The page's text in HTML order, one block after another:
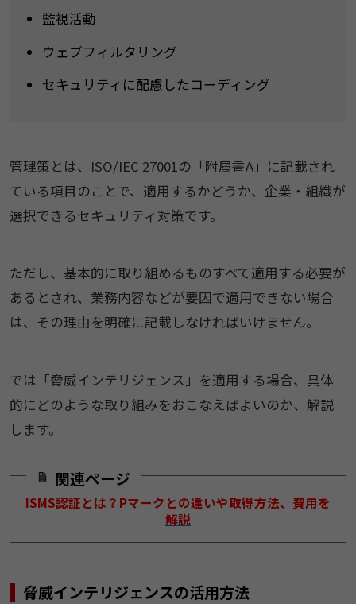
監視活動
ウェブフィルタリング
セキュリティに配慮したコーディング
管理策とは、ISO/IEC 27001の「附属書A」に記載され
ている項目のことで、適用するかどうか、企業・組織が
選択できるセキュリティ対策です。
ただし、基本的に取り組めるものすべて適用する必要が
あるとされ、業務内容などが要因で適用できない場合
は、その理由を明確に記載しなければいけません。
では「脅威インテリジェンス」を適用する場合、具体
的にどのような取り組みをおこなえばよいのか、解説
します。
関連ページ
ISMS認証とは？Pマークとの違いや取得方法、費用を
解説
脅威インテリジェンスの活用方法